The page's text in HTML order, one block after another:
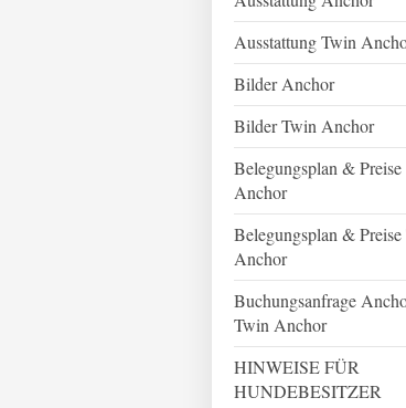
Ausstattung Twin
Bilder Anchor
Bilder Twin Anchor
Belegungsplan & Preise
Anchor
Belegungsplan &
Anchor
Buchungsanfrage
Twin Anchor
HINWEISE FÜR
HUNDEBESITZER